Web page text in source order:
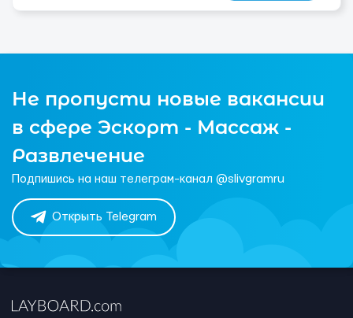
Не пропусти новые вакансии
в сфере Эскорт - Массаж -
Развлечение
Подпишись на наш телеграм-канал @slivgramru
Открыть Telegram